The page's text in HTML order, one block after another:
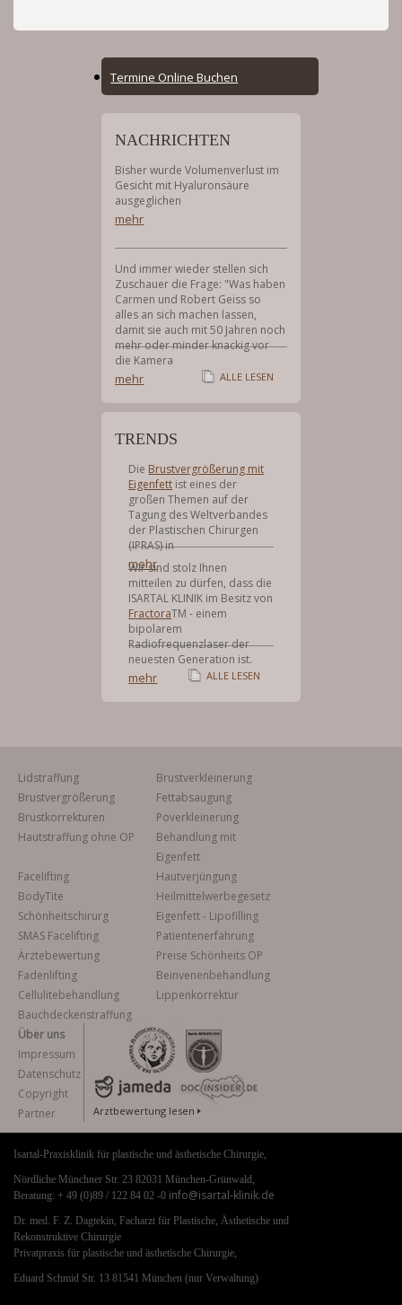
Online
Menu
Termine Online Buchen
NACHRICHTEN
Bisher wurde Volumenverlust im
Gesicht mit Hyaluronsäure
ausgeglichen
mehr
Und immer wieder stellen sich
Zuschauer die Frage: "Was haben
Carmen und Robert Geiss so
alles an sich machen lassen,
damit sie auch mit 50 Jahren noch
mehr oder minder knackig vor
die Kamera
mehr ALLE LESEN
TRENDS
Die Brustvergrößerung mit
Eigenfett ist eines der
großen Themen auf der
Tagung des Weltverbandes
der Plastischen Chirurgen
(IPRAS) in
mehr
Wir sind stolz Ihnen
mitteilen zu dürfen, dass die
ISARTAL KLINIK im Besitz von
FractoraTM - einem
bipolarem
Radiofrequenzlaser der
neuesten Generation ist.
mehr ALLE LESEN
Lidstraffung
Brustverkleinerung
Brustvergrößerung
Fettabsaugung
Brustkorrekturen
Poverkleinerung
Hautstraffung ohne OP
Behandlung mit
Eigenfett
Facelifting
Hautverjüngung
BodyTite
Heilmittelwerbegesetz
Schönheitschirurg
Eigenfett - Lipofilling
SMAS Facelifting
Patientenerfahrung
Ärztebewertung
Preise Schönheits OP
Fadenlifting
Beinvenenbehandlung
Cellulitebehandlung
Lippenkorrektur
Bauchdeckenstraffung
Über uns
Impressum
Datenschutz
Copyright
Partner
Arztbewertung lesen
Isartal-Praxisklinik für plastische und ästhetische Chirurgie,
Nördliche Münchner Str. 23 82031 München-Grünwald,
Beratung: + 49 (0)89 / 122 84 02 -0 info@isartal-klinik.de
Dr. med. F. Z. Dagtekin, Facharzt für Plastische, Ästhetische und
Rekonstruktive Chirurgie
Privatpraxis für plastische und ästhetische Chirurgie,
Eduard Schmid Str. 13 81541 München (nur Verwaltung)